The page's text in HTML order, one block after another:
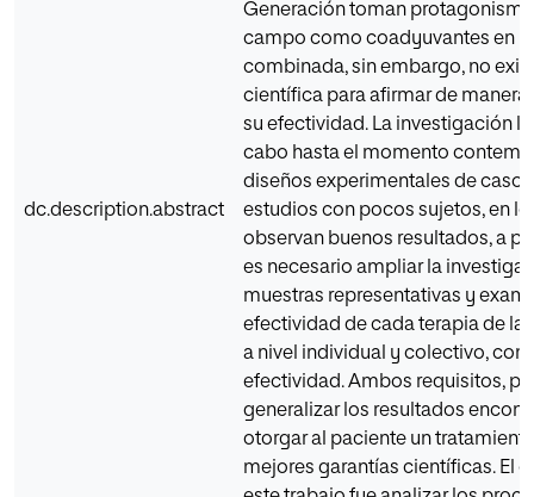
dc.description.abstract
Generación toman
campo como coadyuvantes en
combinada, sin embargo, no
científica para afirmar de manera
su efectividad. La investigación
cabo hasta el momento
diseños experimentales de caso
estudios con pocos sujetos, en
observan buenos resultados, a
es necesario ampliar la
muestras representativas y
efectividad de cada terapia de la
a nivel individual y colectivo,
efectividad. Ambos requisitos,
generalizar los resultados
otorgar al paciente un
mejores garantías científicas. El